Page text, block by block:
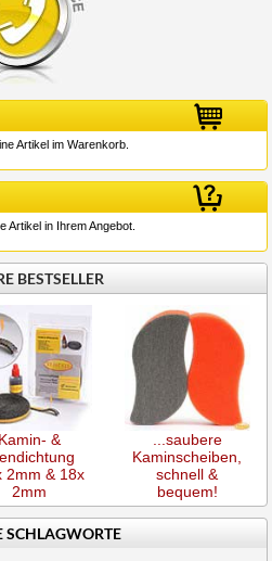
Artikel im Warenkorb.
Artikel in Ihrem Angebot.
BESTSELLER
Kamin- &
2mm & 18x
2mm
...saubere
Kaminscheiben,
schnell &
bequem!
SCHLAGWORTE